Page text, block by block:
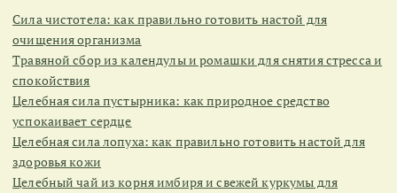
Сила чистотела: как правильно готовить настой для
очищения организма
Травяной сбор из календулы и ромашки для снятия стресса и
спокойствия
Целебная сила пустырника: как природное средство
успокаивает сердце
Целебная сила лопуха: как правильно готовить настой для
здоровья кожи
Целебный чай из корня имбиря и свежей куркумы для